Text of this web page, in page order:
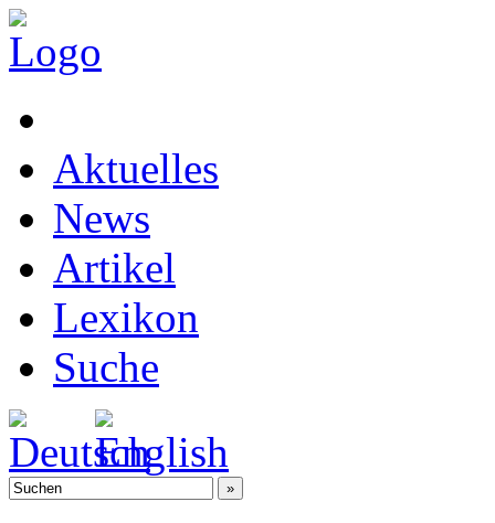
Aktuelles
News
Artikel
Lexikon
Suche